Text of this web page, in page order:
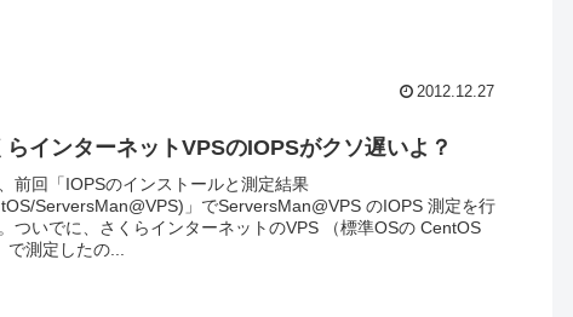
2012.12.27
らインターネットVPSのIOPSがクソ遅いよ？
前回「IOPSのインストールと測定結果
ServersMan@VPS)」でServersMan@VPS のIOPS 測定を行
ついでに、さくらインターネットのVPS （標準OSの CentOS
で測定したの...